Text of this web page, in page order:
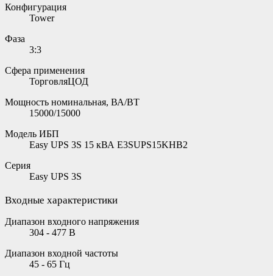
Конфигурация
Tower
Фаза
3:3
Сфера применения
ТорговляЦОД
Мощность номинальная, ВА/ВТ
15000/15000
Модель ИБП
Easy UPS 3S 15 кВА E3SUPS15KHB2
Серия
Easy UPS 3S
Входные характеристики
Диапазон входного напряжения
304 - 477 В
Диапазон входной частоты
45 - 65 Гц